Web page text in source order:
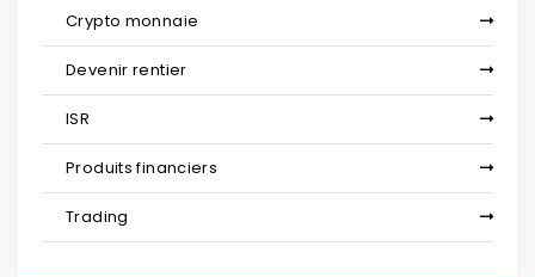
Crypto monnaie
Devenir rentier
ISR
Produits financiers
Trading